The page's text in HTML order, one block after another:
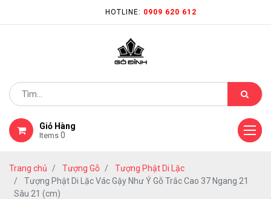
HOTLINE: 0909 620 612
Giỏ Hàng
Items 0
Trang chủ Tượng Gỗ
Tượng Phật Di Lặc
Tượng Phật Di Lặc Vác Gậy Như Ý Gỗ Trắc Cao 37 Ngang 21
Sâu 21 (cm)